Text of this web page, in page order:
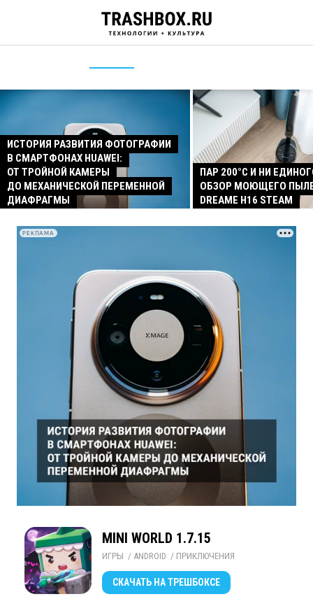
ИСТОРИЯ РАЗВИТИЯ ФОТОГРАФИИ
В СМАРТФОНАХ HUAWEI:
ОТ ТРОЙНОЙ КАМЕРЫ
ДО МЕХАНИЧЕСКОЙ ПЕРЕМЕННОЙ
ДИАФРАГМЫ
ПАР 200°C И НИ
ОБЗОР МОЮЩЕГО
DREAME H16 STEAM
РЕКЛАМА
MINI WORLD 1.7.15
ИГРЫ / ANDROID / ПРИКЛЮЧЕНИЯ
СКАЧАТЬ НА ТРЕШБОКСЕ